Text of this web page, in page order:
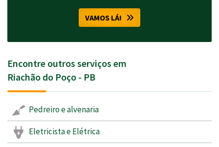
VAMOS LÁ!
Encontre outros serviços em
Riachão do Poço - PB
Pedreiro e alvenaria
Eletricista e Elétrica